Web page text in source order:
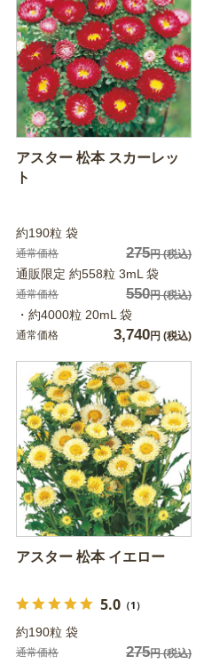
アスター 松本 スカーレッ
ト
約190粒 袋
通常価格 275円(税込)
通販限定 約558粒 3mL 袋
通常価格 550円(税込)
・約4000粒 20mL 袋
通常価格 3,740円 (税込)
アスター 松本 イエロー
5.0（1）
約190粒 袋
通常価格 275円(税込)